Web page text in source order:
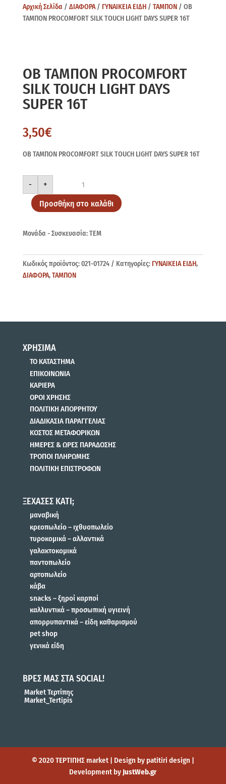
Αρχική Σελίδα / ΔΙΑΦΟΡΑ/ ΓΥΝΑΙΚΕΙΑ ΕΙΔΗ/ ΤΑΜΠΟΝ/ OB
ΤΑΜΠΟΝ PROCOMFORT SILK TOUCH LIGHT DAYS SUPER 16Τ
OB ΤΑΜΠΟΝ PROCOMFORT
SILK TOUCH LIGHT DAYS
SUPER 16Τ
3,50€
OB ΤΑΜΠΟΝ PROCOMFORT SILK TOUCH LIGHT DAYS SUPER 16Τ
-
OB
PROCOMFORT
SILK
TOUCH
LIGHT
16Τ
+
Προσθήκη στο καλάθι
Μονάδα - Συσκευασία: ΤΕΜ
Κωδικός προϊόντος:021-01724 Κατηγορίες: ΓΥΝΑΙΚΕΙΑ ΕΙΔΗ,
ΔΙΑΦΟΡΑ,ΤΑΜΠΟΝ
ΧΡΗΣΙΜΑ
ΤΟ ΚΑΤΑΣΤΗΜΑ
ΕΠΙΚΟΙΝΩΝΙΑ
ΚΑΡΙΕΡΑ
ΟΡΟΙ ΧΡΗΣΗΣ
ΠΟΛΙΤΙΚΗ ΑΠΟΡΡΗΤΟΥ
ΔΙΑΔΙΚΑΣΙΑ ΠΑΡΑΓΓΕΛΙΑΣ
ΚΟΣΤΟΣ ΜΕΤΑΦΟΡΙΚΩΝ
ΗΜΕΡΕΣ & ΩΡΕΣ ΠΑΡΑΔΟΣΗΣ
ΤΡΟΠΟΙ ΠΛΗΡΩΜΗΣ
ΠΟΛΙΤΙΚΗ ΕΠΙΣΤΡΟΦΩΝ
ΞΕΧΑΣΕΣ ΚΑΤΙ;
μαναβική
κρεοπωλείο – ιχθυοπωλείο
τυροκομικά – αλλαντικά
γαλακτοκομικά
παντοπωλείο
αρτοπωλείο
κάβα
snacks – ξηροί καρποί
καλλυντικά – προσωπική υγιεινή
απορρυπαντικά – είδη καθαρισμού
pet shop
γενικά είδη
ΒΡΕΣ ΜΑΣ ΣΤΑ SOCIAL!
Market Τερτίπης
Market_Tertipis
© 2020 ΤΕΡΤΙΠΗΣ market | Design by patitiri design |
Development by JustWeb.gr